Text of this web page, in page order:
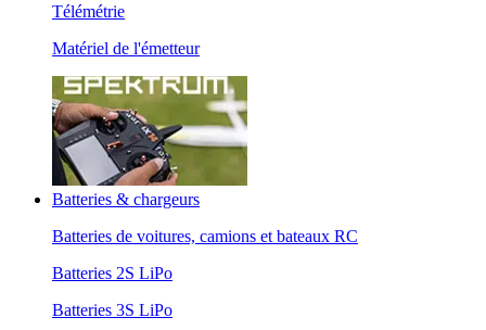
Télémétrie
Matériel de l'émetteur
Batteries & chargeurs
Batteries de voitures, camions et bateaux RC
Batteries 2S LiPo
Batteries 3S LiPo